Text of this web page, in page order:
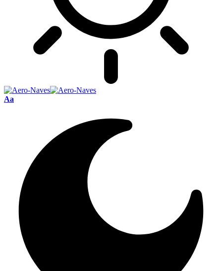
Font
Aa